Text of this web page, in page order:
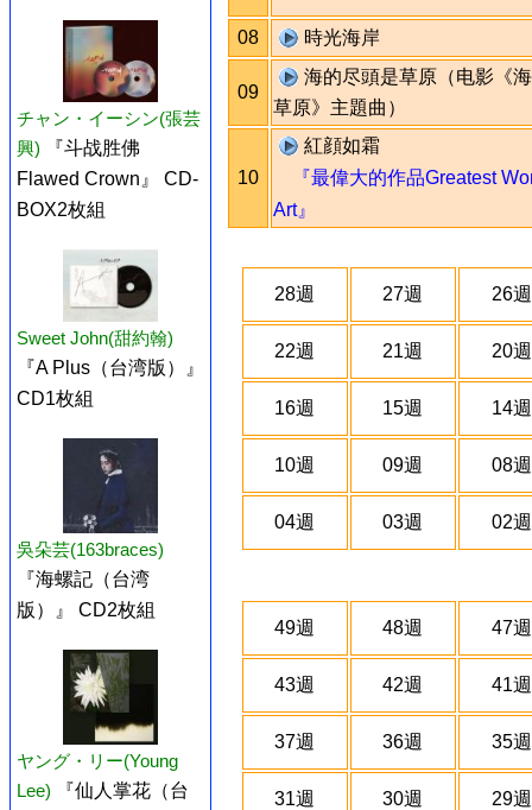
チャン・イーシン(張芸
興)
『斗战胜佛
Flawed Crown』 CD-
BOX2枚組
Sweet John(甜約翰)
『A Plus（台湾版）』
CD1枚組
吳朵芸(163braces)
『海螺記（台湾
版）』 CD2枚組
ヤング・リー(Young
Lee)
『仙人掌花（台
08 時光海岸
09
海的尽頭是草原（电影《
草原》主題曲）
10
紅顔如霜
『最偉大的作品Greatest
Art』
28週 27週 26週
22週 21週 20週
16週 15週 14週
10週 09週 08週
04週 03週 02週
49週 48週 47週
43週 42週 41週
37週 36週 35週
31週 30週 29週